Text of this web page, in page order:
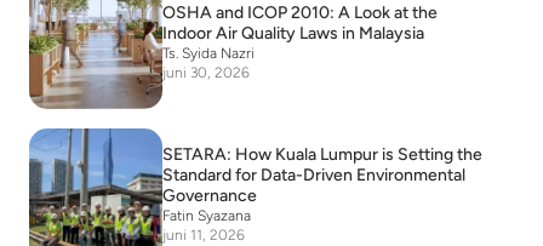
OSHA and ICOP 2010: A Look at the
Indoor Air Quality Laws in Malaysia
Ts. Syida Nazri
juni 30, 2026
SETARA: How Kuala Lumpur is Setting the
Standard for Data-Driven Environmental
Governance
Fatin Syazana
juni 11, 2026